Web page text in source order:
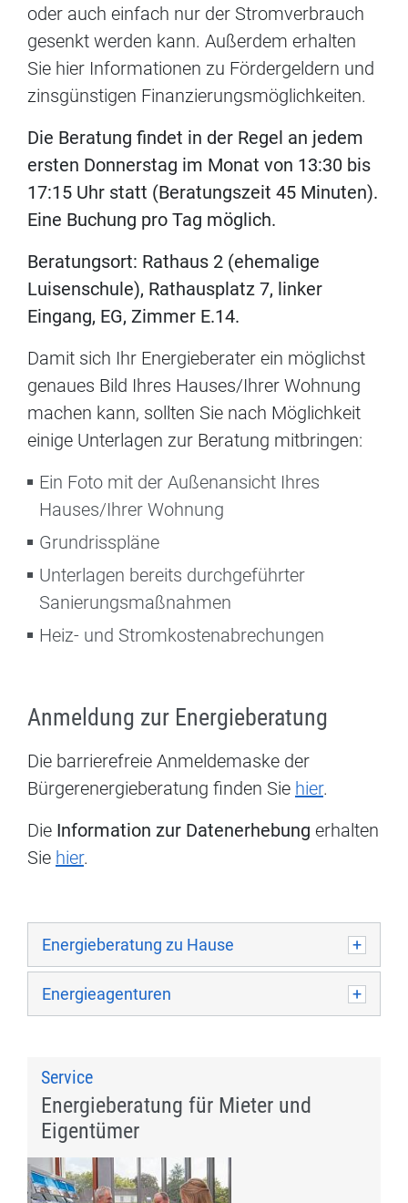
oder auch einfach nur der Stromverbrauch
gesenkt werden kann. Außerdem erhalten
Sie hier Informationen zu Fördergeldern und
zinsgünstigen Finanzierungsmöglichkeiten.
Die Beratung findet in der Regel an jedem
ersten Donnerstag im Monat von 13:30 bis
17:15 Uhr statt (Beratungszeit 45 Minuten).
Eine Buchung pro Tag möglich.
Beratungsort: Rathaus 2 (ehemalige
Luisenschule), Rathausplatz 7, linker
Eingang, EG, Zimmer E.14.
Damit sich Ihr Energieberater ein möglichst
genaues Bild Ihres Hauses/Ihrer Wohnung
machen kann, sollten Sie nach Möglichkeit
einige Unterlagen zur Beratung mitbringen:
Ein Foto mit der Außenansicht Ihres
Hauses/Ihrer Wohnung
Grundrisspläne
Unterlagen bereits durchgeführter
Sanierungsmaßnahmen
Heiz- und Stromkostenabrechungen
Anmeldung zur Energieberatung
Die barrierefreie Anmeldemaske der
Bürgerenergieberatung finden Sie hier.
Die Information zur Datenerhebung erhalten
Sie hier.
Energieberatung zu Hause
Energieagenturen
Service
Energieberatung für Mieter und
Eigentümer